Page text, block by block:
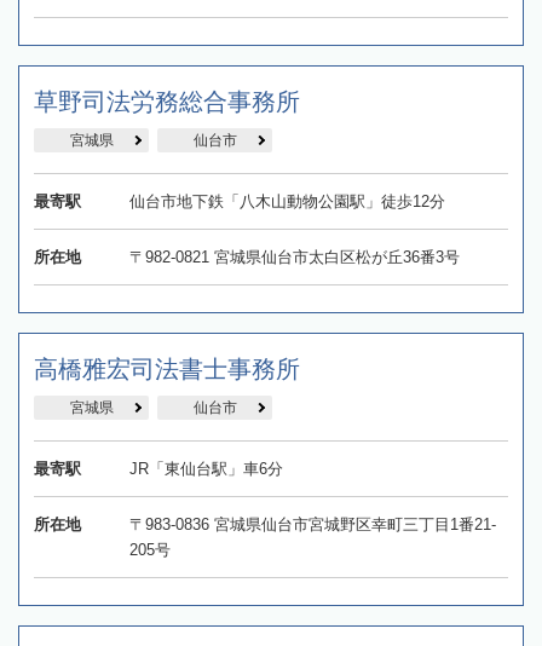
草野司法労務総合事務所
宮城県 仙台市
最寄駅 仙台市地下鉄「八木山動物公園駅」徒歩12分
所在地 〒982-0821 宮城県仙台市太白区松が丘36番3号
高橋雅宏司法書士事務所
宮城県 仙台市
最寄駅 JR「東仙台駅」車6分
所在地
〒983-0836 宮城県仙台市宮城野区幸町三丁目1番21-
205号